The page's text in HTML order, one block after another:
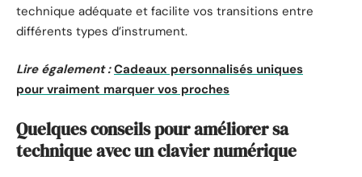
technique adéquate et facilite vos transitions entre
différents types d’instrument.
Lire également : Cadeaux personnalisés uniques
pour vraiment marquer vos proches
Quelques conseils pour améliorer sa
technique avec un clavier numérique